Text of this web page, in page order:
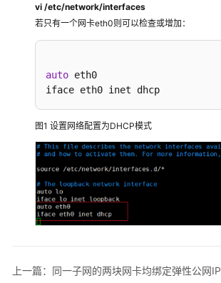
障
排
高
频
障
例
操
作
系
vi /etc/network/interfaces
若只有一个网卡eth0则可以检查或增加：
auto eth0
iface eth0 inet dhcp
图1 设置网络配置为DHCP模式
上一篇：同一子网的两块网卡均绑定弹性公网IP